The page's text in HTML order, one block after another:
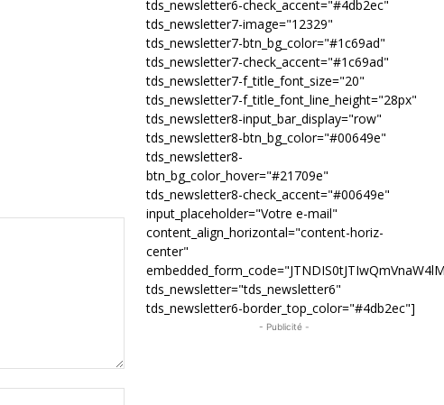
tds_newsletter6-check_accent="#4db2ec"
tds_newsletter7-image="12329"
tds_newsletter7-btn_bg_color="#1c69ad"
tds_newsletter7-check_accent="#1c69ad"
tds_newsletter7-f_title_font_size="20"
tds_newsletter7-f_title_font_line_height="28px"
tds_newsletter8-input_bar_display="row"
tds_newsletter8-btn_bg_color="#00649e"
tds_newsletter8-
btn_bg_color_hover="#21709e"
tds_newsletter8-check_accent="#00649e"
input_placeholder="Votre e-mail"
content_align_horizontal="content-horiz-
center"
tds_newsletter="tds_newsletter6"
tds_newsletter6-border_top_color="#4db2ec"]
- Publicité -